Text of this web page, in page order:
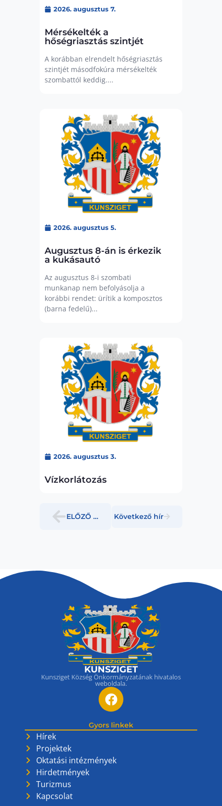
2026. augusztus 7.
Mérsékelték a
hőségriasztás szintjét
A korábban elrendelt hőségriasztás
szintjét másodfokúra mérsékelték
szombattól keddig....
2026. augusztus 5.
Augusztus 8-án is érkezik
a kukásautó
Az augusztus 8-i szombati
munkanap nem befolyásolja a
korábbi rendet: ürítik a komposztos
(barna fedelű)...
2026. augusztus 3.
Vízkorlátozás
ELŐZŐ HÍR Következő hír
KUNSZIGET
Kunsziget Község Önkormányzatának hivatalos
weboldala.
Gyors linkek
Hírek
Projektek
Oktatási intézmények
Hirdetmények
Turizmus
Kapcsolat